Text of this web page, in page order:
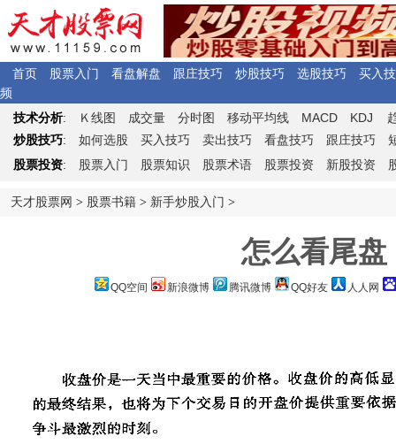
首页 股票入门 看盘解盘 跟庄技巧 炒股技巧 选股技巧
买入
频
技术分析: Ｋ 线图 成交量 分时图 移动平均线 MACD KDJ
炒股技巧: 如何选股 买入技巧 卖出技巧 看盘技巧 跟庄技巧
股票投资: 股票入门 股票知识 股票术语 股票投资 新股投资
天才股票网 > 股票书籍 > 新手炒股入门 >
怎么看尾盘
QQ空间 新浪微博 腾讯微博 QQ好友 人人网